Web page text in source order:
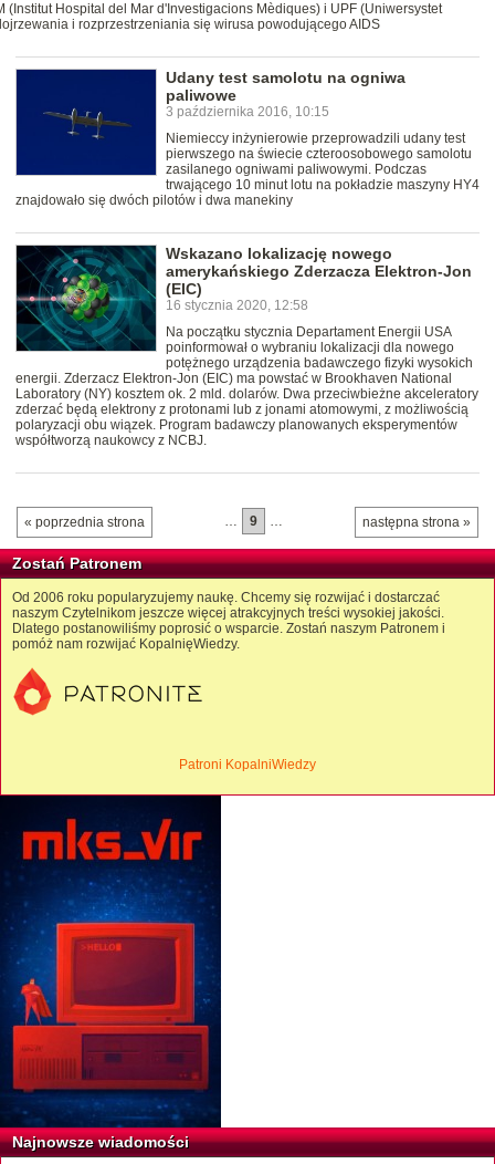
(Institut Hospital del Mar d'Investigacions Mèdiques) i UPF (Uniwersystet
i rozprzestrzeniania się wirusa powodującego AIDS
Udany test samolotu na ogniwa
paliwowe
3 października 2016, 10:15
Niemieccy inżynierowie przeprowadzili udany test
pierwszego na świecie czteroosobowego samolotu
zasilanego ogniwami paliwowymi. Podczas
trwającego 10 minut lotu na pokładzie maszyny HY4
znajdowało się dwóch pilotów i dwa manekiny
Wskazano lokalizację nowego
amerykańskiego Zderzacza Elektron-Jon
(EIC)
16 stycznia 2020, 12:58
Na początku stycznia Departament Energii USA
poinformował o wybraniu lokalizacji dla nowego
potężnego urządzenia badawczego fizyki wysokich
energii. Zderzacz Elektron-Jon (EIC) ma powstać w Brookhaven National
Laboratory (NY) kosztem ok. 2 mld. dolarów. Dwa przeciwbieżne akceleratory
zderzać będą elektrony z protonami lub z jonami atomowymi, z możliwością
polaryzacji obu wiązek. Program badawczy planowanych eksperymentów
współtworzą naukowcy z NCBJ.
« poprzednia strona następna strona »
… 9 …
Zostań Patronem
Od 2006 roku popularyzujemy naukę. Chcemy się rozwijać i dostarczać
naszym Czytelnikom jeszcze więcej atrakcyjnych treści wysokiej jakości.
Dlatego postanowiliśmy poprosić o wsparcie. Zostań naszym Patronem i
pomóż nam rozwijać KopalnięWiedzy.
Patroni KopalniWiedzy
Najnowsze wiadomości